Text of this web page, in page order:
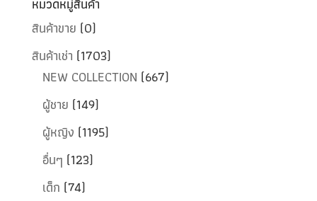
หมวดหมู่สินค้า
สินค้าขาย (0)
สินค้าเช่า (1703)
NEW COLLECTION (667)
ผู้ชาย (149)
ผู้หญิง (1195)
อื่นๆ (123)
เด็ก (74)